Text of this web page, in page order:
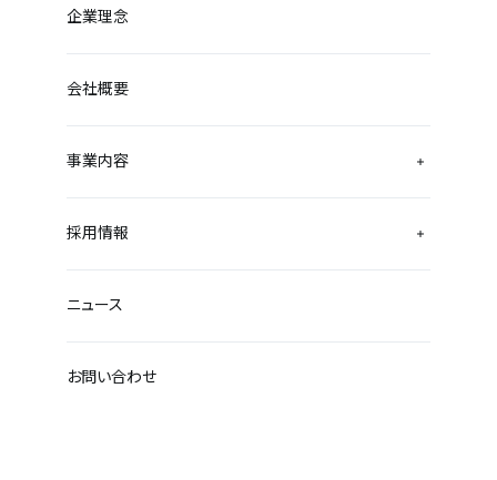
企業理念
会社概要
事業内容
採用情報
ニュース
お問い合わせ